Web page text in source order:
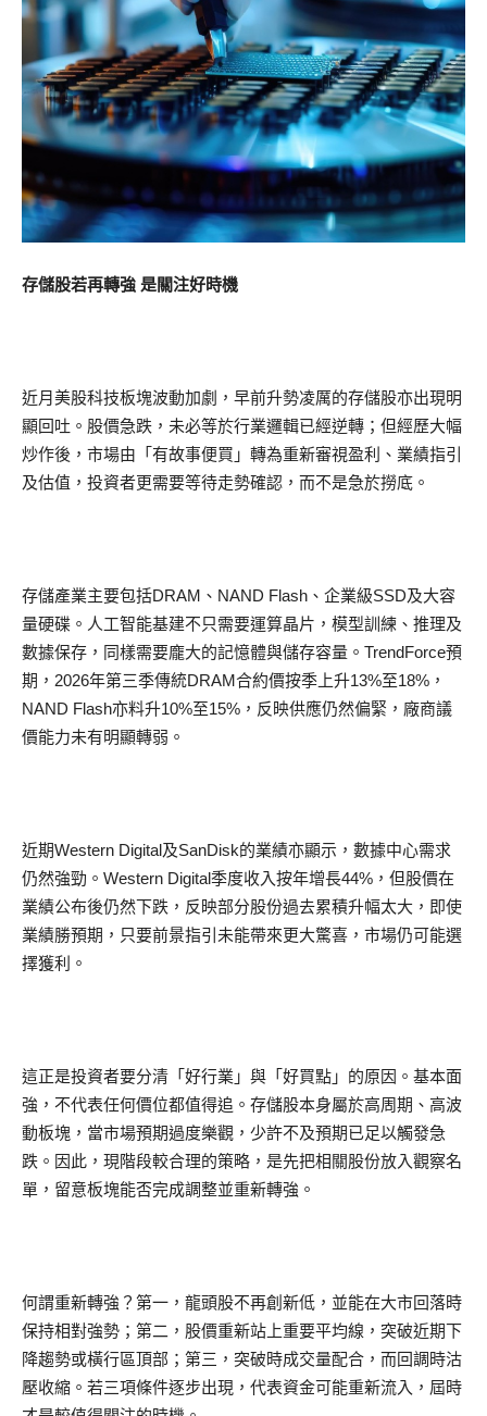
存儲股若再轉強 是關注好時機
近月美股科技板塊波動加劇，早前升勢凌厲的存儲股亦出現明
顯回吐。股價急跌，未必等於行業邏輯已經逆轉；但經歷大幅
炒作後，市場由「有故事便買」轉為重新審視盈利、業績指引
及估值，投資者更需要等待走勢確認，而不是急於撈底。
存儲產業主要包括DRAM、NAND Flash、企業級SSD及大容
量硬碟。人工智能基建不只需要運算晶片，模型訓練、推理及
數據保存，同樣需要龐大的記憶體與儲存容量。TrendForce預
期，2026年第三季傳統DRAM合約價按季上升13%至18%，
NAND Flash亦料升10%至15%，反映供應仍然偏緊，廠商議
價能力未有明顯轉弱。
近期Western Digital及SanDisk的業績亦顯示，數據中心需求
仍然強勁。Western Digital季度收入按年增長44%，但股價在
業績公布後仍然下跌，反映部分股份過去累積升幅太大，即使
業績勝預期，只要前景指引未能帶來更大驚喜，市場仍可能選
擇獲利。
這正是投資者要分清「好行業」與「好買點」的原因。基本面
強，不代表任何價位都值得追。存儲股本身屬於高周期、高波
動板塊，當市場預期過度樂觀，少許不及預期已足以觸發急
跌。因此，現階段較合理的策略，是先把相關股份放入觀察名
單，留意板塊能否完成調整並重新轉強。
何謂重新轉強？第一，龍頭股不再創新低，並能在大市回落時
保持相對強勢；第二，股價重新站上重要平均線，突破近期下
降趨勢或橫行區頂部；第三，突破時成交量配合，而回調時沽
壓收縮。若三項條件逐步出現，代表資金可能重新流入，屆時